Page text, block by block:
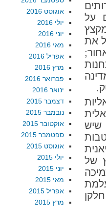
על
את
שיש
של
אוגוסט 2016
יולי 2016
יוני 2016
מאי 2016
אפריל 2016
מרץ 2016
פברואר 2016
ינואר 2016
דצמבר 2015
נובמבר 2015
אוקטובר 2015
ספטמבר 2015
אוגוסט 2015
יולי 2015
יוני 2015
מאי 2015
אפריל 2015
מרץ 2015